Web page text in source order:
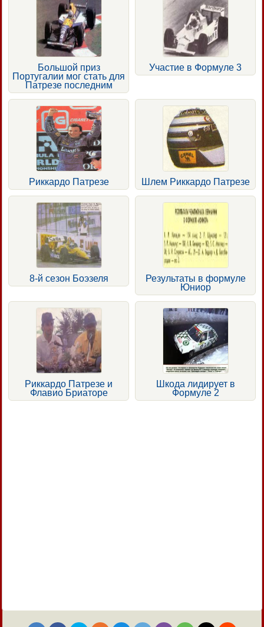
Большой приз
Португалии мог стать для
Патрезе последним
Участие в Формуле 3
Риккардо Патрезе Шлем Риккардо Патрезе
8-й сезон Боэзеля
Результаты в формуле
Юниор
Риккардо Патрезе и
Флавио Бриаторе
Шкода лидирует в
Формуле 2